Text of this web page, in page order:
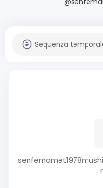
Sequenza